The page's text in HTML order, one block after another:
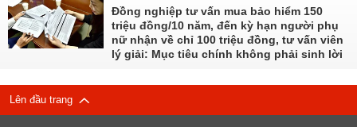
Đồng nghiệp tư vấn mua bảo hiểm 150
triệu đồng/10 năm, đến kỳ hạn người phụ
nữ nhận về chỉ 100 triệu đồng, tư vấn viên
lý giải: Mục tiêu chính không phải sinh lời
Lên đầu trang